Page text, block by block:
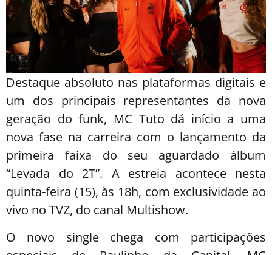
Destaque absoluto nas plataformas digitais e
um dos principais representantes da nova
geração do funk, MC Tuto dá início a uma
nova fase na carreira com o lançamento da
primeira faixa do seu aguardado álbum
“Levada do 2T”. A estreia acontece nesta
quinta-feira (15), às 18h, com exclusividade ao
vivo no TVZ, do canal Multishow.
O novo single chega com participações